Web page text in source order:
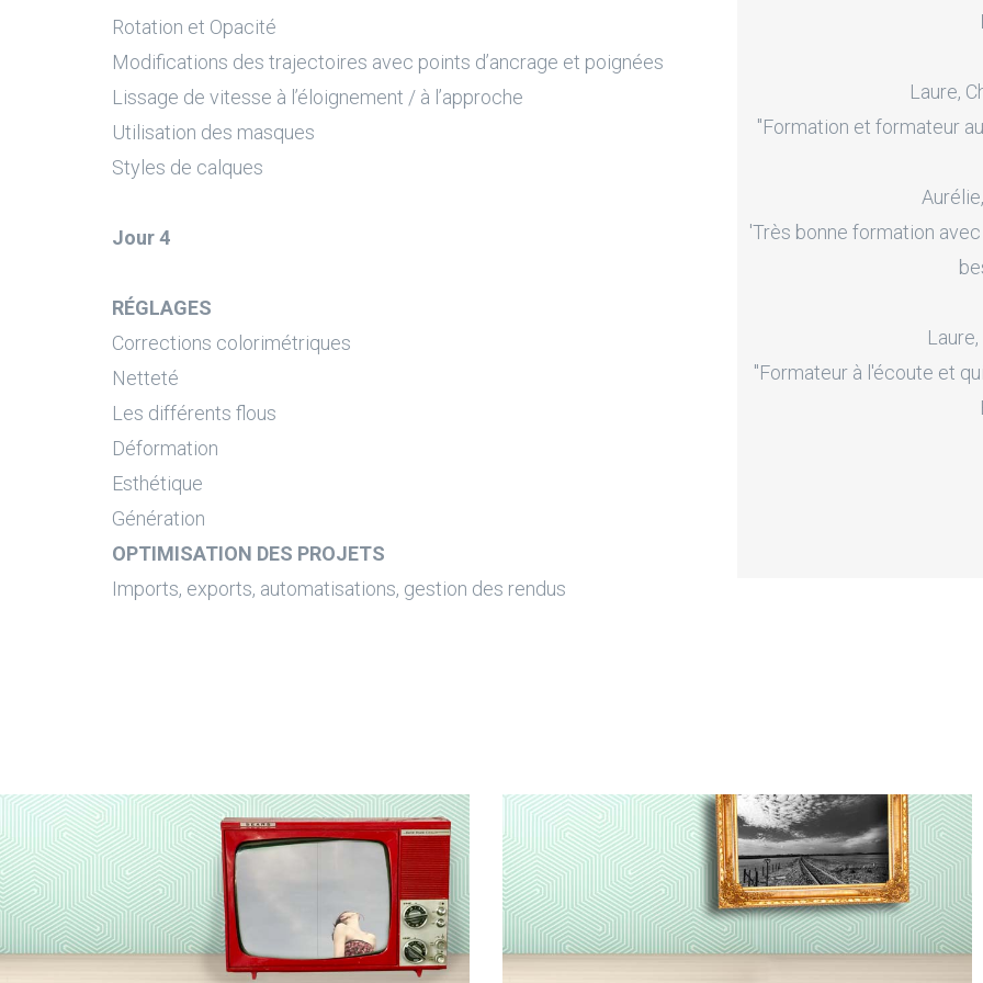
Rotation et Opacité
Modifications des trajectoires avec points d’ancrage et poignées
Lissage de vitesse à l’éloignement / à l’approche
Utilisation des masques
Styles de calques
Jour 4
RÉGLAGES
Corrections colorimétriques
Netteté
Les différents flous
Déformation
Esthétique
Génération
OPTIMISATION DES PROJETS
Imports, exports, automatisations, gestion des rendus
Laure,
"Formation et formateur
'Très bonne formation
"Formateur à l'écoute et